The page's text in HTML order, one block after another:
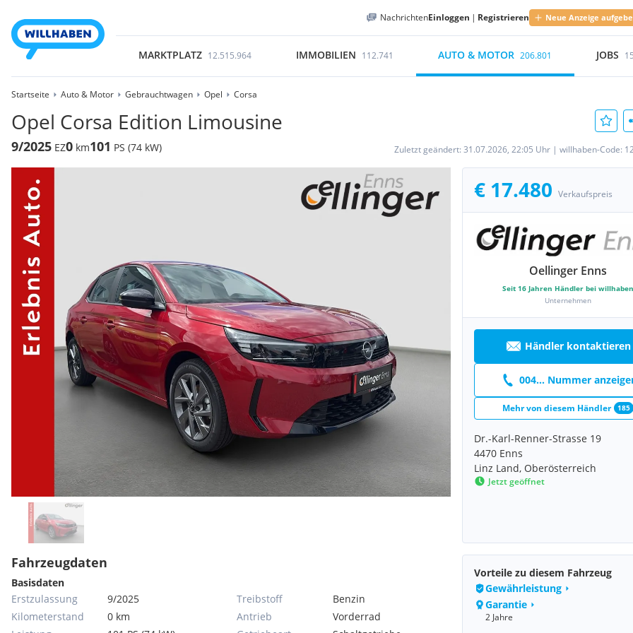
NachrichtenEinloggen | Registrieren Neue Anzeige
MARKTPLATZ 12.515.964 IMMOBILIEN 112.741 AUTO & MOTOR 206.801 JOBS
Startseite Auto & Motor Gebrauchtwagen Opel Corsa
Opel Corsa Edition Limousine
9/2025 EZ0 km101 PS (74 kW) Zuletzt geändert: 31.07.2026, 22:05 Uhr | willhaben-Code:
€ 17.480 Verkaufspreis
Oellinger Enns
Seit 16 Jahren Händler bei willhaben
Unternehmen
Händler kontaktieren
004... Nummer
Mehr von diesem Händler 185
Dr.-Karl-Renner-Strasse 19
4470 Enns
Linz Land, Oberösterreich
Jetzt geöffnet
Fahrzeugdaten
Basisdaten
Erstzulassung
9/2025
Kilometerstand
0 km
Treibstoff
Benzin
Antrieb
Vorderrad
Vorteile zu diesem Fahrzeug
Gewährleistung
Garantie
2 Jahre